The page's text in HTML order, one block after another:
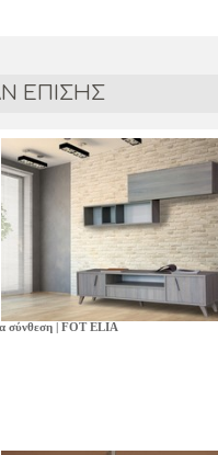
ΕΠΙΣΗΣ
σύνθεση | FOT ELIA